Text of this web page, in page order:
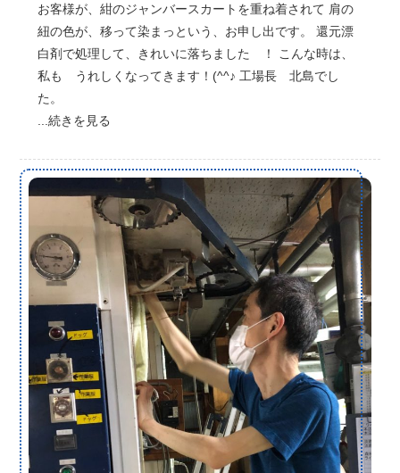
お客様が、紺のジャンバースカートを重ね着されて 肩の
紐の色が、移って染まっという、お申し出です。 還元漂
白剤で処理して、きれいに落ちました ！ こんな時は、
私も うれしくなってきます！(^^♪ 工場長 北島でし
た。
...続きを見る